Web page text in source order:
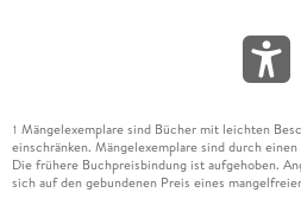
1 Mängelexemplare sind Bücher mit leichten
einschränken. Mängelexemplare sind durch
Die frühere Buchpreisbindung ist aufgehoben.
sich auf den gebundenen Preis eines